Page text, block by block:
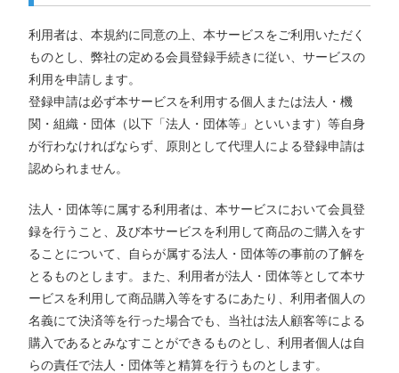
利用者は、本規約に同意の上、本サービスをご利用いただく
ものとし、弊社の定める会員登録手続きに従い、サービスの
利用を申請します。
登録申請は必ず本サービスを利用する個人または法人・機
関・組織・団体（以下「法人・団体等」といいます）等自身
が行わなければならず、原則として代理人による登録申請は
認められません。
法人・団体等に属する利用者は、本サービスにおいて会員登
録を行うこと、及び本サービスを利用して商品のご購入をす
ることについて、自らが属する法人・団体等の事前の了解を
とるものとします。また、利用者が法人・団体等として本サ
ービスを利用して商品購入等をするにあたり、利用者個人の
名義にて決済等を行った場合でも、当社は法人顧客等による
購入であるとみなすことができるものとし、利用者個人は自
らの責任で法人・団体等と精算を行うものとします。